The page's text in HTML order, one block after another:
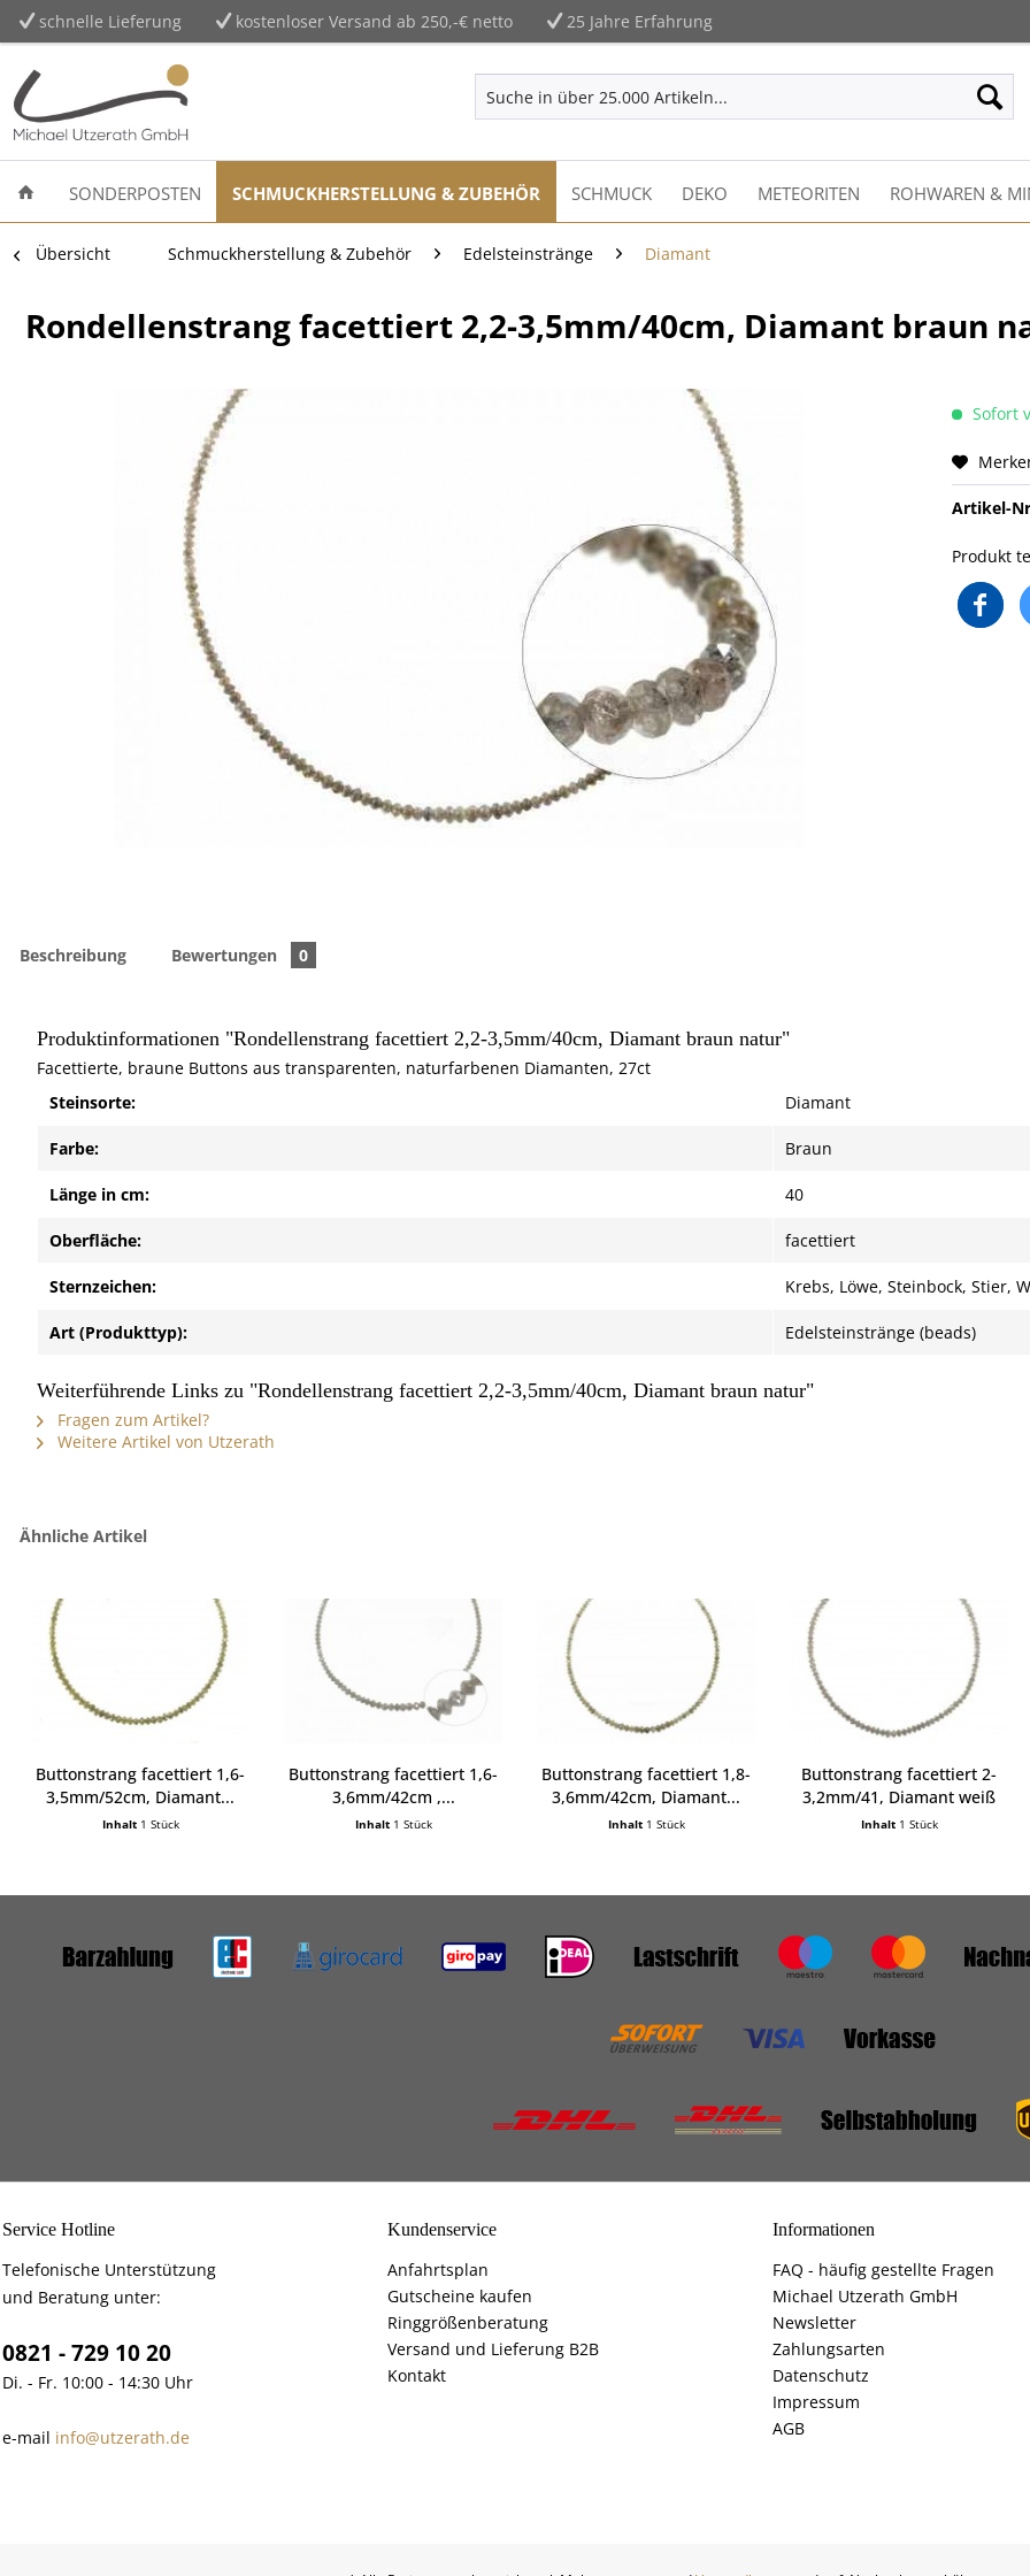
schnelle Lieferung kostenloser Versand ab 250,-€ netto 25 Jahre Erfahrung
SONDERPOSTEN SCHMUCKHERSTELLUNG & ZUBEHÖR SCHMUCK DEKO METEORITEN ROHWAREN &
Übersicht Schmuckherstellung & Zubehör Edelsteinstränge Diamant
Rondellenstrang facettiert 2,2-3,5mm/40cm, Diamant braun
Sofort
Artikel-
Produkt
Beschreibung Bewertungen 0
Produktinformationen "Rondellenstrang facettiert 2,2-3,5mm/40cm, Diamant braun natur"
Facettierte, braune Buttons aus transparenten, naturfarbenen Diamanten, 27ct
Steinsorte:
Diamant
Farbe: Braun
Länge in cm: 40
Oberfläche: facettiert
Sternzeichen: Krebs, Löwe, Steinbock, Stier,
Art (Produkttyp): Edelsteinstränge (beads)
Weiterführende Links zu "Rondellenstrang facettiert 2,2-3,5mm/40cm, Diamant braun natur"
Fragen zum Artikel?
Weitere Artikel von Utzerath
Ähnliche Artikel
Buttonstrang facettiert 1,6-
3,5mm/52cm, Diamant...
Inhalt 1 Stück
Buttonstrang facettiert 1,6-
3,6mm/42cm ,...
Inhalt 1 Stück
Buttonstrang facettiert 1,8-
3,6mm/42cm, Diamant...
Inhalt 1 Stück
Buttonstrang facettiert 2-
3,2mm/41, Diamant weiß
Inhalt 1 Stück
Service Hotline
Telefonische Unterstützung
und Beratung unter:
0821 - 729 10 20
Di. - Fr. 10:00 - 14:30 Uhr
e-mail info@utzerath.de
Kundenservice
Anfahrtsplan
Gutscheine kaufen
Ringgrößenberatung
Versand und Lieferung B2B
Kontakt
Informationen
FAQ - häufig gestellte Fragen
Michael Utzerath GmbH
Newsletter
Zahlungsarten
Datenschutz
Impressum
AGB